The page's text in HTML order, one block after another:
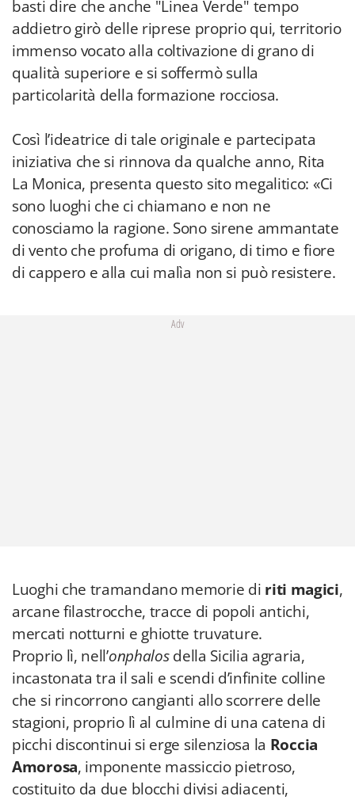
basti dire che anche "Linea Verde" tempo
addietro girò delle riprese proprio qui, territorio
immenso vocato alla coltivazione di grano di
qualità superiore e si soffermò sulla
particolarità della formazione rocciosa.
Così l’ideatrice di tale originale e partecipata
iniziativa che si rinnova da qualche anno, Rita
La Monica, presenta questo sito megalitico: «Ci
sono luoghi che ci chiamano e non ne
conosciamo la ragione. Sono sirene ammantate
di vento che profuma di origano, di timo e fiore
di cappero e alla cui malìa non si può resistere.
Adv
Luoghi che tramandano memorie di riti magici,
arcane filastrocche, tracce di popoli antichi,
mercati notturni e ghiotte truvature.
Proprio lì, nell’onphalosdella Sicilia agraria,
incastonata tra il sali e scendi d’infinite colline
che si rincorrono cangianti allo scorrere delle
stagioni, proprio lì al culmine di una catena di
picchi discontinui si erge silenziosa la Roccia
Amorosa, imponente massiccio pietroso,
costituito da due blocchi divisi adiacenti,